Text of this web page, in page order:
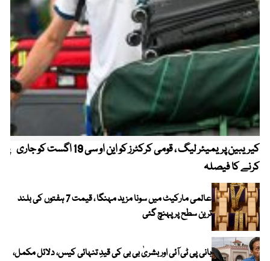
کیریبین پریمیئر لیگ ، قومی کرکٹرز کو این او سی 19 اگست کو جاری
کرنے کا فیصلہ
عالمی مارکیٹ میں سونا مزید مہنگا ، قیمت 7 ہفتوں کی بلند
ترین سطح پر پہنچ گئی
بانی پی ٹی آئی اور بشریٰ بی بی کی قیدِ تنہائی کیس، دلائل مکمل،